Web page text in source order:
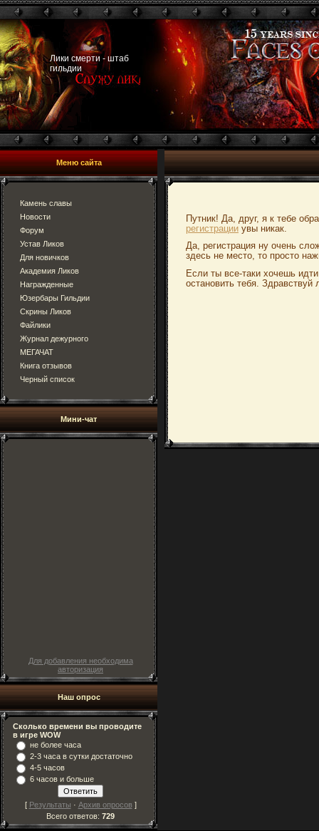
Лики смерти - штаб
гильдии
Меню сайта
Камень славы
Новости
Форум
Устав Ликов
Для новичков
Академия Ликов
Награжденные
Юзербары Гильдии
Скрины Ликов
Файлики
Журнал дежурного
МЕГАЧАТ
Книга отзывов
Черный список
Мини-чат
Для добавления необходима
авторизация
Наш опрос
Сколько времени вы проводите
в игре WOW
не более часа
2-3 часа в сутки достаточно
4-5 часов
6 часов и больше
[ Результаты · Архив опросов ]
Всего ответов: 729
Путник! Да, друг, я к тебе
регистрации увы никак.
Да, регистрация ну очень
здесь не место, то просто
Если ты все-таки хочешь
остановить тебя.